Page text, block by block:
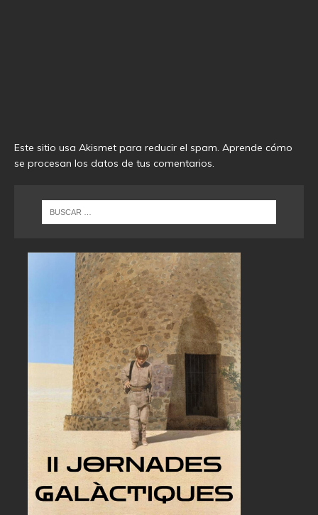
Este sitio usa Akismet para reducir el spam. Aprende cómo
se procesan los datos de tus comentarios.